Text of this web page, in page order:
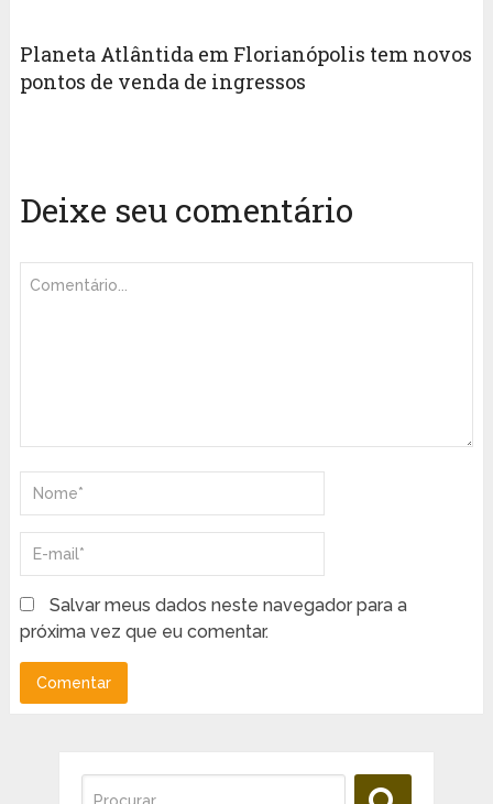
Planeta Atlântida em Florianópolis tem novos
pontos de venda de ingressos
Deixe seu comentário
Salvar meus dados neste navegador para a
próxima vez que eu comentar.